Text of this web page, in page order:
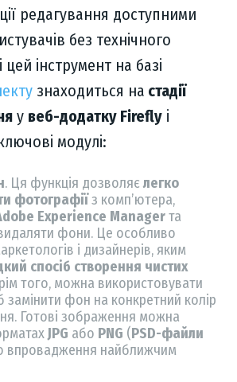
редагування доступними
без технічного
цей інструмент на базі
знаходиться на стадії
у веб-додатку Firefly і
модулі:
. Ця функція дозволяє легко
фотографіїз комп’ютера,
Experience Managerта
фони. Це особливо
і дизайнерів, яким
спосіб створення чистих
того, можна використовувати
замінити фон на конкретний колір
Готові зображення можна
JPG або PNG (PSD-файли
впровадження найближчим